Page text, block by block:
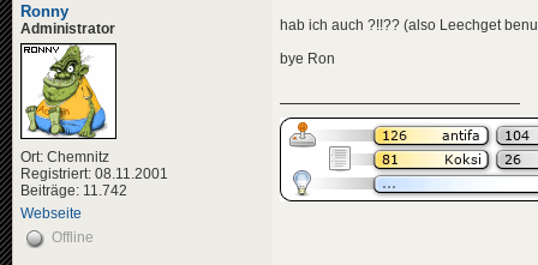
Ronny
Administrator
Ort: Chemnitz
Registriert: 08.11.2001
Beiträge: 11.742
Webseite
hab ich auch ?!!?? (also Leechget
bye Ron
Offline